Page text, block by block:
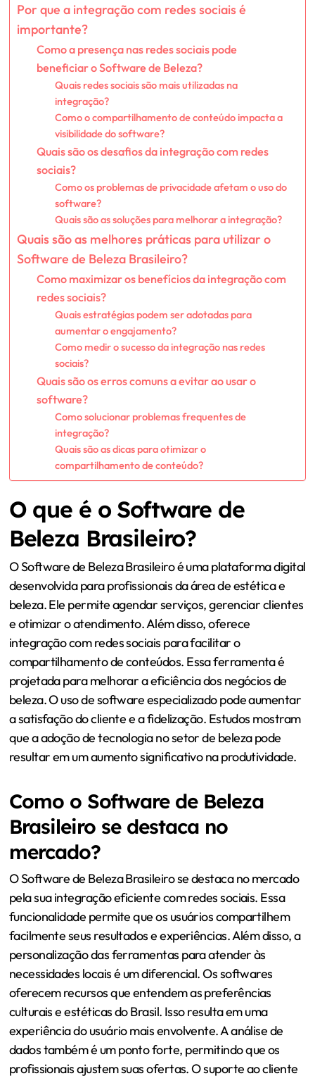
Por que a integração com redes sociais é
importante?
Como a presença nas redes sociais pode
beneficiar o Software de Beleza?
Quais redes sociais são mais utilizadas na
integração?
Como o compartilhamento de conteúdo impacta a
visibilidade do software?
Quais são os desafios da integração com redes
sociais?
Como os problemas de privacidade afetam o uso do
software?
Quais são as soluções para melhorar a integração?
Quais são as melhores práticas para utilizar o
Software de Beleza Brasileiro?
Como maximizar os benefícios da integração com
redes sociais?
Quais estratégias podem ser adotadas para
aumentar o engajamento?
Como medir o sucesso da integração nas redes
sociais?
Quais são os erros comuns a evitar ao usar o
software?
Como solucionar problemas frequentes de
integração?
Quais são as dicas para otimizar o
compartilhamento de conteúdo?
O que é o Software de
Beleza Brasileiro?
O Software de Beleza Brasileiro é uma plataforma digital
desenvolvida para profissionais da área de estética e
beleza. Ele permite agendar serviços, gerenciar clientes
e otimizar o atendimento. Além disso, oferece
integração com redes sociais para facilitar o
compartilhamento de conteúdos. Essa ferramenta é
projetada para melhorar a eficiência dos negócios de
beleza. O uso de software especializado pode aumentar
a satisfação do cliente e a fidelização. Estudos mostram
que a adoção de tecnologia no setor de beleza pode
resultar em um aumento significativo na produtividade.
Como o Software de Beleza
Brasileiro se destaca no
mercado?
O Software de Beleza Brasileiro se destaca no mercado
pela sua integração eficiente com redes sociais. Essa
funcionalidade permite que os usuários compartilhem
facilmente seus resultados e experiências. Além disso, a
personalização das ferramentas para atender às
necessidades locais é um diferencial. Os softwares
oferecem recursos que entendem as preferências
culturais e estéticas do Brasil. Isso resulta em uma
experiência do usuário mais envolvente. A análise de
dados também é um ponto forte, permitindo que os
profissionais ajustem suas ofertas. O suporte ao cliente